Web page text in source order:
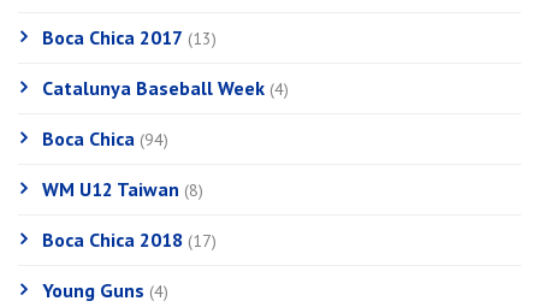
Boca Chica 2017 (13)
Catalunya Baseball Week (4)
Boca Chica (94)
WM U12 Taiwan (8)
Boca Chica 2018 (17)
Young Guns (4)